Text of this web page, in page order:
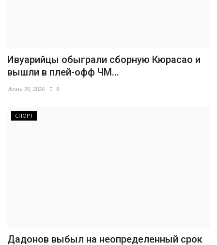
Ивуарийцы обыграли сборную Кюрасао и
вышли в плей-офф ЧМ...
Июнь 26, 2026 9
СПОРТ
Дадонов выбыл на неопределенный срок